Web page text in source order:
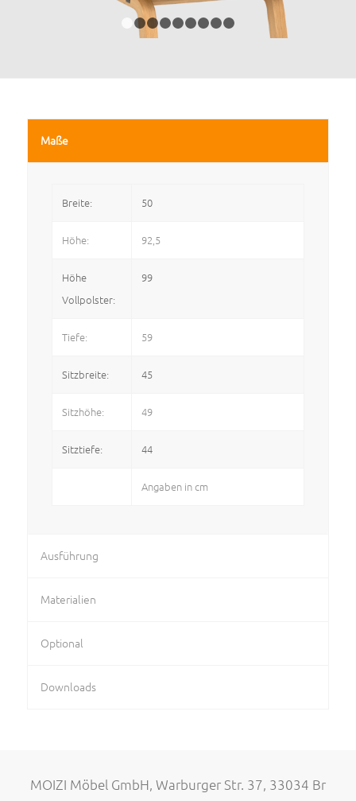
1 2 6 7
Maße
Breite: 50
Höhe: 92,5
Höhe
Vollpolster:
99
Tiefe: 59
Sitzbreite: 45
Sitzhöhe: 49
Sitztiefe: 44
Angaben in cm
Ausführung
Materialien
Optional
Downloads
MOIZI Möbel GmbH, Warburger Str. 37, 33034 Br